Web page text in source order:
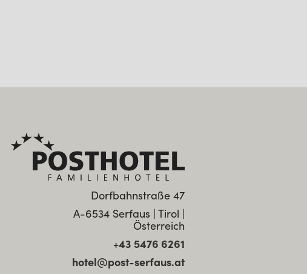
Dorfbahnstraße 47
A-6534 Serfaus | Tirol |
Österreich
+43 5476 6261
hotel@post-serfaus.at